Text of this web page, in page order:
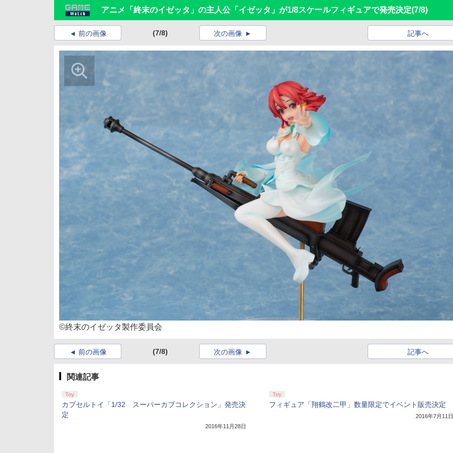
アニメ「終末のイゼッタ」の主人公「イゼッタ」が1/8スケールフィギュアで発売決定(7/8)
前の画像 (7/8) 次の画像 記事へ
©終末のイゼッタ製作委員会
前の画像 (7/8) 次の画像 記事へ
関連記事
Toy
カプセルトイ「1/32 スーパーカブコレクション」発売決
定
2016年11月28日
Toy
フィギュア「翔鶴改二甲」数量限定でイベント販売決定
2016年7月11日